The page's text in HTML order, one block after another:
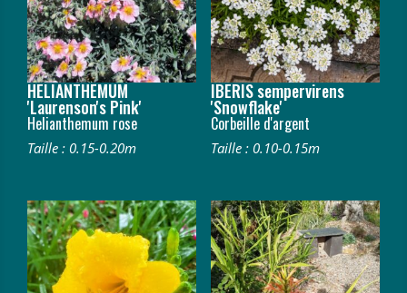
HELIANTHEMUM
'Laurenson's Pink'
Helianthemum rose
Taille : 0.15-0.20m
IBERIS sempervirens
'Snowflake'
Corbeille d'argent
Taille : 0.10-0.15m